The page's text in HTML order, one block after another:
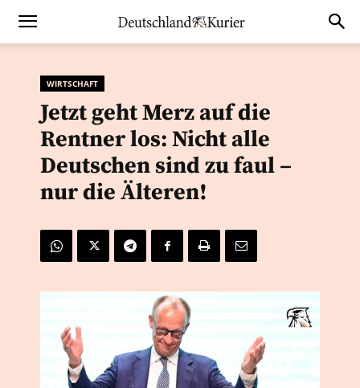
WIRTSCHAFT
Jetzt geht Merz auf die
Rentner los: Nicht alle
Deutschen sind zu faul –
nur die Älteren!